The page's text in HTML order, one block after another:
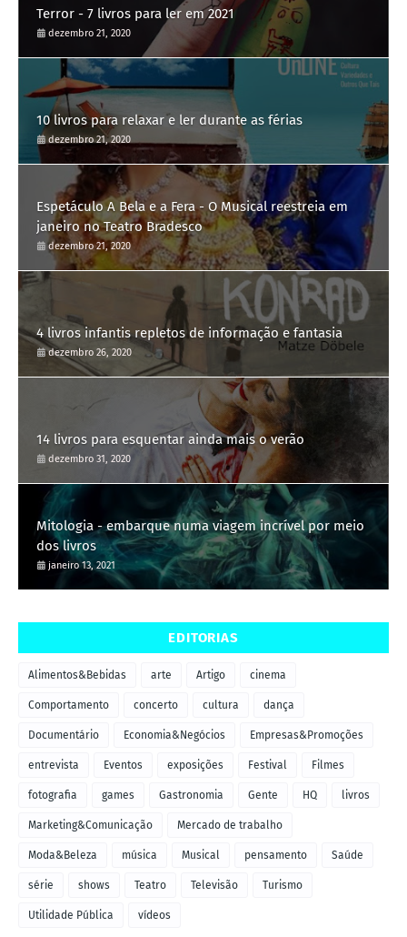
Terror - 7 livros para ler em 2021
dezembro 21, 2020
10 livros para relaxar e ler durante as férias
dezembro 21, 2020
Espetáculo A Bela e a Fera - O Musical reestreia em
janeiro no Teatro Bradesco
dezembro 21, 2020
4 livros infantis repletos de informação e fantasia
dezembro 26, 2020
14 livros para esquentar ainda mais o verão
dezembro 31, 2020
Mitologia - embarque numa viagem incrível por meio
dos livros
janeiro 13, 2021
EDITORIAS
Alimentos&Bebidas arte Artigo cinema
Comportamento concerto cultura dança
Documentário Economia&Negócios Empresas&Promoções
entrevista Eventos exposições Festival Filmes
fotografia games Gastronomia Gente HQ livros
Marketing&Comunicação Mercado de trabalho
Moda&Beleza música Musical pensamento Saúde
série shows Teatro Televisão Turismo
Utilidade Pública vídeos